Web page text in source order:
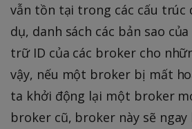
vẫn tồn tại trong các cấu trúc
dụ, danh sách các bản sao
trữ ID của các broker cho
vậy, nếu một broker bị mất
ta khởi động lại một broker
broker cũ, broker này sẽ